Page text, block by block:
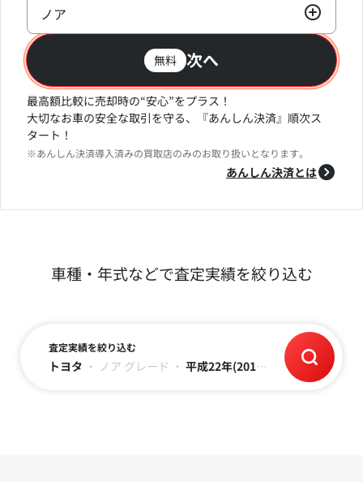
ノア
無料 次へ
最高額比較に売却時の“安心”をプラス！
大切なお車の安全な取引を守る、『あんしん決済』順次ス
タート！
※あんしん決済導入済みの買取店のみのお取り扱いとなります。
あんしん決済とは
車種・年式などで査定実績を絞り込む
査定実績を絞り込む
トヨタ ・ ノア グレード ・ 平成22年(2010) ～11万キロ